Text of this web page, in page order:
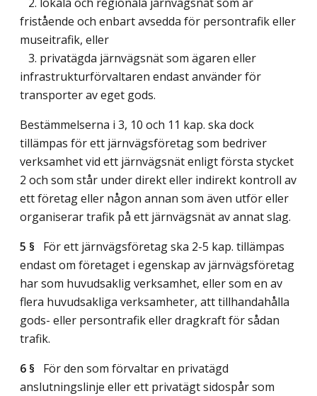
fristående och enbart avsedda för persontrafik eller
museitrafik, eller
3. privatägda järnvägsnät som ägaren eller
infrastrukturförvaltaren endast använder för
transporter av eget gods.
Bestämmelserna i 3, 10 och 11 kap. ska dock
tillämpas för ett järnvägsföretag som bedriver
verksamhet vid ett järnvägsnät enligt första stycket
2 och som står under direkt eller indirekt kontroll av
ett företag eller någon annan som även utför eller
organiserar trafik på ett järnvägsnät av annat slag.
5 § För ett järnvägsföretag ska 2-5 kap. tillämpas
endast om företaget i egenskap av järnvägsföretag
har som huvudsaklig verksamhet, eller som en av
flera huvudsakliga verksamheter, att tillhandahålla
gods- eller persontrafik eller dragkraft för sådan
trafik.
6 § För den som förvaltar en privatägd
anslutningslinje eller ett privatägt sidospår som